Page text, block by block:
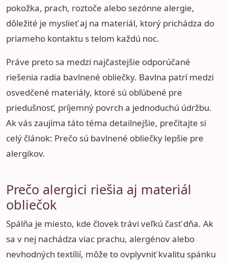
pokožka, prach, roztoče alebo sezónne alergie,
dôležité je myslieť aj na materiál, ktorý prichádza do
priameho kontaktu s telom každú noc.
Práve preto sa medzi najčastejšie odporúčané
riešenia radia bavlnené obliečky. Bavlna patrí medzi
osvedčené materiály, ktoré sú obľúbené pre
priedušnosť, príjemný povrch a jednoduchú údržbu.
Ak vás zaujíma táto téma detailnejšie, prečítajte si
celý článok: Prečo sú bavlnené obliečky lepšie pre
alergikov.
Prečo alergici riešia aj materiál
obliečok
Spálňa je miesto, kde človek trávi veľkú časť dňa. Ak
sa v nej nachádza viac prachu, alergénov alebo
nevhodných textílií, môže to ovplyvniť kvalitu spánku